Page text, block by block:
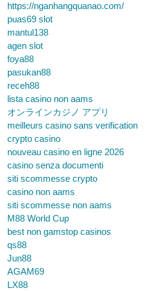
https://nganhangquanao.com/
puas69 slot
mantul138
agen slot
foya88
pasukan88
receh88
lista casino non aams
オンラインカジノ アプリ
meilleurs casino sans verification
crypto casino
nouveau casino en ligne 2026
casino senza documenti
siti scommesse crypto
casino non aams
siti scommesse non aams
M88 World Cup
best non gamstop casinos
qs88
Jun88
AGAM69
LX88